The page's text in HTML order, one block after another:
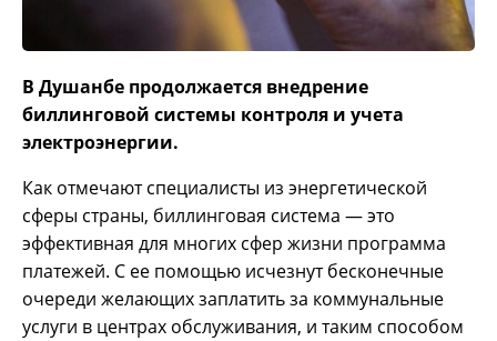
В Душанбе продолжается внедрение
биллинговой системы контроля и учета
электроэнергии.
Как отмечают специалисты из энергетической
сферы страны, биллинговая система — это
эффективная для многих сфер жизни программа
платежей. С ее помощью исчезнут бесконечные
очереди желающих заплатить за коммунальные
услуги в центрах обслуживания, и таким способом